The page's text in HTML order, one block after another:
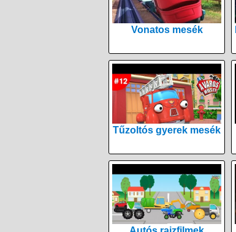
Vonatos mesék
Tűzoltós gyerek mesék